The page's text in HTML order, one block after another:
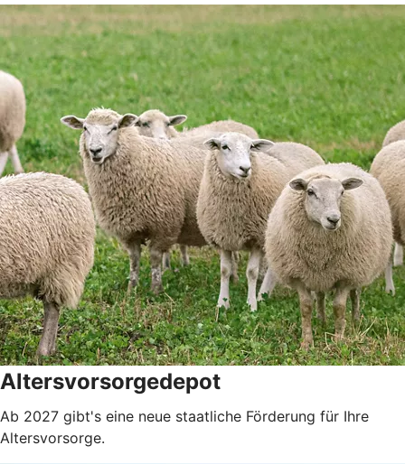
Altersvorsorgedepot
Ab 2027 gibt's eine neue staatliche Förderung für Ihre
Altersvorsorge.